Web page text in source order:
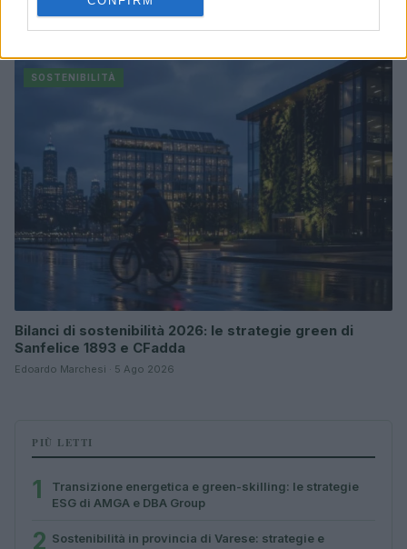
innovazioni per un futuro verde
SOSTENIBILITÀ
Bilanci di sostenibilità 2026: le strategie green di
Sanfelice 1893 e CFadda
Edoardo Marchesi · 5 Ago 2026
PIÙ LETTI
1
Transizione energetica e green-skilling: le strategie
ESG di AMGA e DBA Group
2 Sostenibilità in provincia di Varese: strategie e